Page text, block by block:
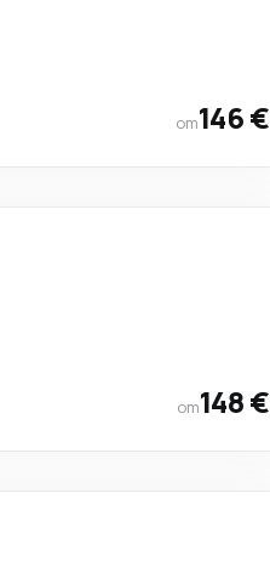
от146 €
от148 €